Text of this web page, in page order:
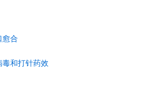
愈合
毒和打针药效